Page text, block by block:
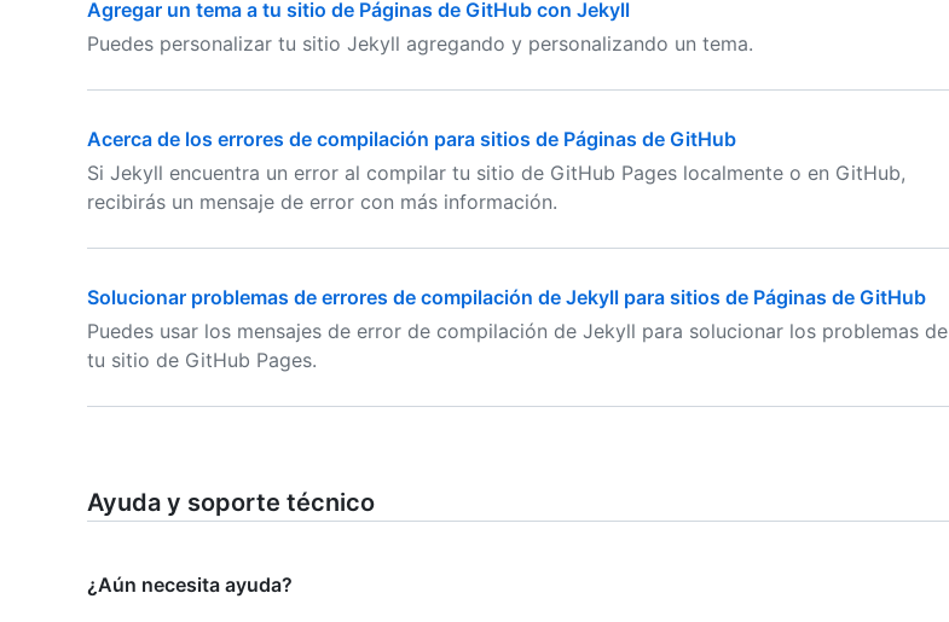
Agregar un tema a tu sitio de Páginas de GitHub con Jekyll
Puedes personalizar tu sitio Jekyll agregando y personalizando un tema.
Acerca de los errores de compilación para sitios de Páginas de GitHub
Si Jekyll encuentra un error al compilar tu sitio de GitHub Pages localmente o en GitHub,
recibirás un mensaje de error con más información.
Solucionar problemas de errores de compilación de Jekyll para sitios de Páginas de GitHub
Puedes usar los mensajes de error de compilación de Jekyll para solucionar los problemas de
tu sitio de GitHub Pages.
Ayuda y soporte técnico
¿Aún necesita ayuda?